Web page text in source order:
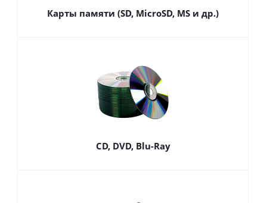
Карты памяти (SD, MicroSD, MS и др.)
CD, DVD, Blu-Ray